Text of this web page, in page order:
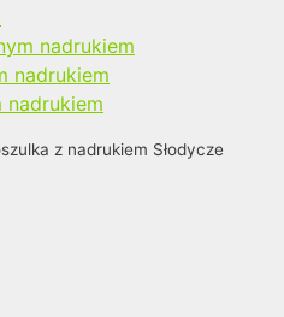
nadrukiem
nadrukiem
nadrukiem
z nadrukiem Słodycze